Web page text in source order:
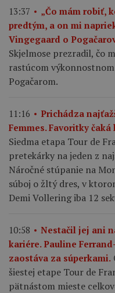
13:37
„Čo mám robiť,
predtým, a on mi
Vingegaard o
Skjelmose prezradil, čo
rastúcom
Pogačarom.
11:16
Prichádza
Femmes. Favoritky
Siedma etapa Tour de
pretekárky na jeden z
Náročné stúpanie na
súboj o žltý dres, v
Demi Vollering iba 12
10:58
Nestačil jej ani
kariére. Pauline
zaostáva za súperkami.
šiestej etape Tour de
pätnástom mieste